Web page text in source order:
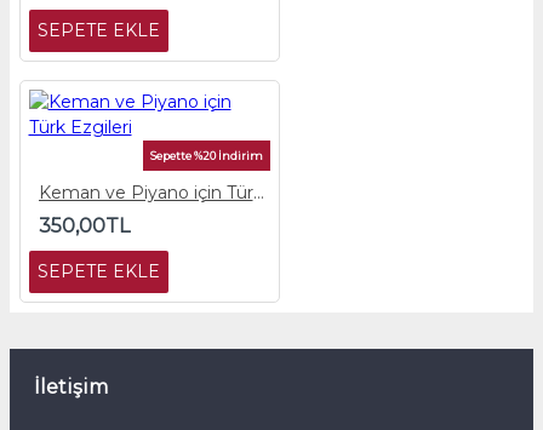
SEPETE EKLE
Sepette %20 İndirim
Keman ve Piyano için Türk Ezgileri
350,00TL
SEPETE EKLE
İletişim